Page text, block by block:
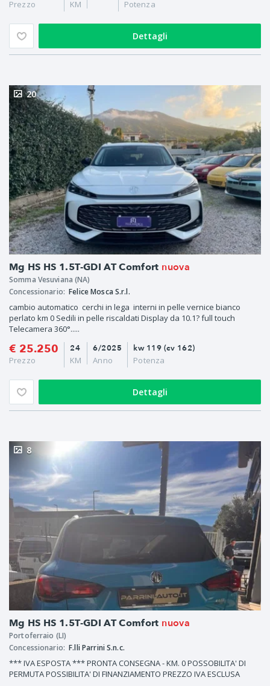
Prezzo KM Potenza
Dettagli
Mg HS HS 1.5T-GDI AT Comfort nuova
20
Somma Vesuviana (NA)
Concessionario: Felice Mosca S.r.l.
cambio automatico cerchi in lega interni in pelle vernice bianco
perlato km 0 Sedili in pelle riscaldati Display da 10.1? full touch
Telecamera 360°.....
€ 25.250
Prezzo
6/2025
Anno
24
KM
kw 119 (cv 162)
Potenza
Dettagli
Mg HS HS 1.5T-GDI AT Comfort nuova
8
Portoferraio (LI)
Concessionario: F.lli Parrini S.n.c.
*** IVA ESPOSTA *** PRONTA CONSEGNA - KM. 0 POSSOBILITA' DI
PERMUTA POSSIBILITA' DI FINANZIAMENTO PREZZO IVA ESCLUSA